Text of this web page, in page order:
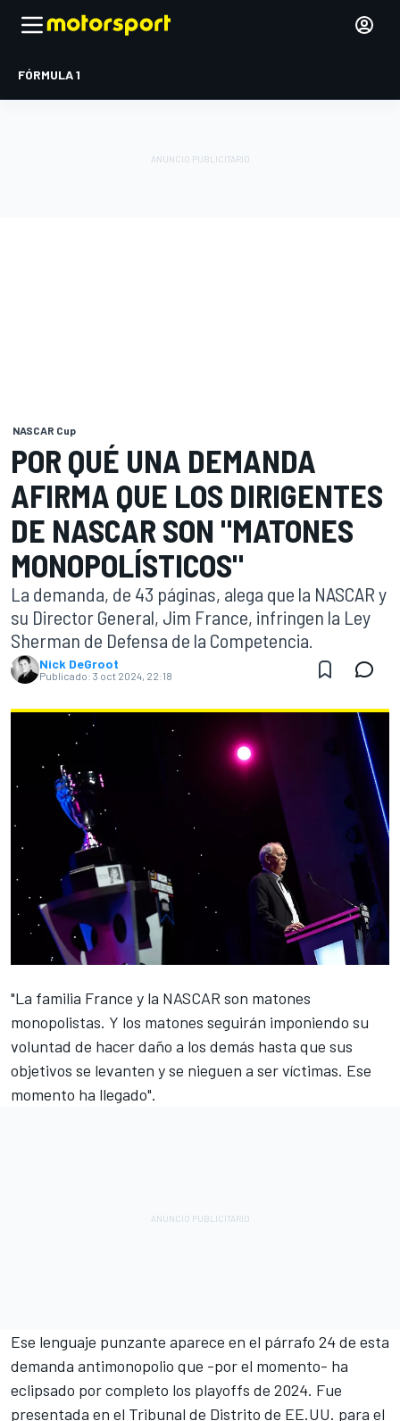
FÓRMULA 1
NASCAR Cup
POR QUÉ UNA DEMANDA
AFIRMA QUE LOS DIRIGENTES
DE NASCAR SON "MATONES
MONOPOLÍSTICOS"
La demanda, de 43 páginas, alega que la NASCAR y
su Director General, Jim France, infringen la Ley
Sherman de Defensa de la Competencia.
Nick DeGroot
Publicado: 3 oct 2024, 22:18
"La familia France y la NASCAR son matones
monopolistas. Y los matones seguirán imponiendo su
voluntad de hacer daño a los demás hasta que sus
objetivos se levanten y se nieguen a ser víctimas. Ese
momento ha llegado".
Ese lenguaje punzante aparece en el párrafo 24 de esta
demanda antimonopolio que -por el momento- ha
eclipsado por completo los playoffs de 2024. Fue
presentada en el Tribunal de Distrito de EE.UU. para el